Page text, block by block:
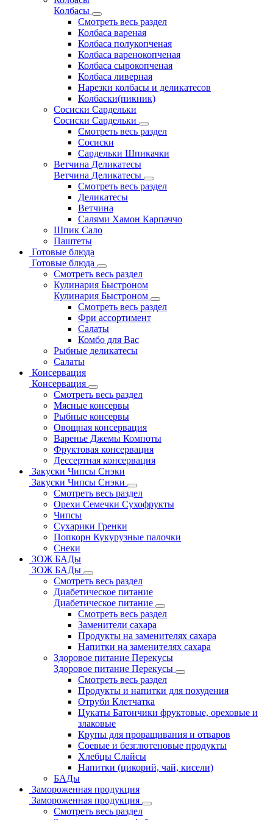
Колбасы
Смотреть весь раздел
Колбаса вареная
Колбаса полукопченая
Колбаса варенокопченая
Колбаса сырокопченая
Колбаса ливерная
Нарезки колбасы и деликатесов
Колбаски(пикник)
Сосиски Сардельки
Сосиски Сардельки
Смотреть весь раздел
Сосиски
Сардельки Шпикачки
Ветчина Деликатесы
Ветчина Деликатесы
Смотреть весь раздел
Деликатесы
Ветчина
Салями Хамон Карпаччо
Шпик Сало
Паштеты
Готовые блюда
Готовые блюда
Смотреть весь раздел
Кулинария Быстроном
Кулинария Быстроном
Смотреть весь раздел
Фри ассортимент
Салаты
Комбо для Вас
Рыбные деликатесы
Салаты
Консервация
Консервация
Смотреть весь раздел
Мясные консервы
Рыбные консервы
Овощная консервация
Варенье Джемы Компоты
Фруктовая консервация
Дессертная консервация
Закуски Чипсы Снэки
Закуски Чипсы Снэки
Смотреть весь раздел
Орехи Семечки Сухофрукты
Чипсы
Сухарики Гренки
Попкорн Кукурузные палочки
Снеки
ЗОЖ БАДы
ЗОЖ БАДы
Смотреть весь раздел
Диабетическое питание
Диабетическое питание
Смотреть весь раздел
Заменители сахара
Продукты на заменителях сахара
Напитки на заменителях сахара
Здоровое питание Перекусы
Здоровое питание Перекусы
Смотреть весь раздел
Продукты и напитки для похудения
Отруби Клетчатка
Цукаты Батончики фруктовые, ореховые и
злаковые
Крупы для проращивания и отваров
Соевые и безглютеновые продукты
Хлебцы Слайсы
Напитки (цикорий, чай, кисели)
БАДы
Замороженная продукция
Замороженная продукция
Смотреть весь раздел